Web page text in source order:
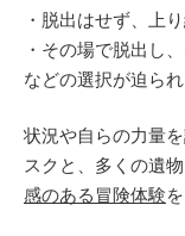
・脱出はせず、上
・その場で脱出し
などの選択が迫られ
状況や自らの力量
スクと、多くの遺
感のある冒険体験